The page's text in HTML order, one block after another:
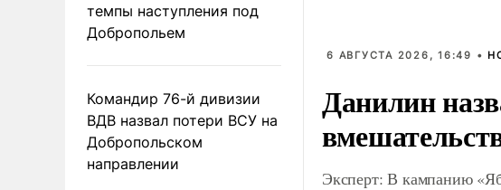
темпы наступления под
Добропольем
Командир 76-й дивизии
ВДВ назвал потери ВСУ на
Добропольском
направлении
6 АВГУСТА 2026, 16:49 •
Данилин
Эксперт: В кампанию